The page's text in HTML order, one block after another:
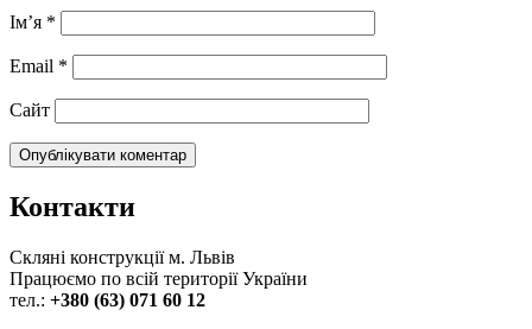
Ім’я *
Email *
Сайт
Контакти
Скляні конструкції м. Львів
Працюємо по всій території України
тел.: +380 (63) 071 60 12